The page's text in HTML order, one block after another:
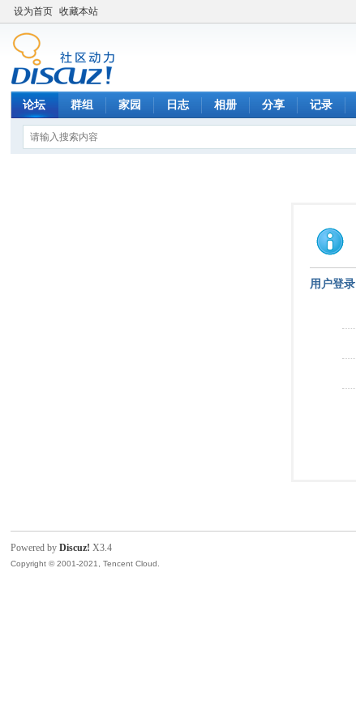
设为首页 收藏本站
论坛 群组 家园 日志 相册 分享 记录
用户登录
Powered byDiscuz! X3.4
Copyright © 2001-2021, Tencent Cloud.